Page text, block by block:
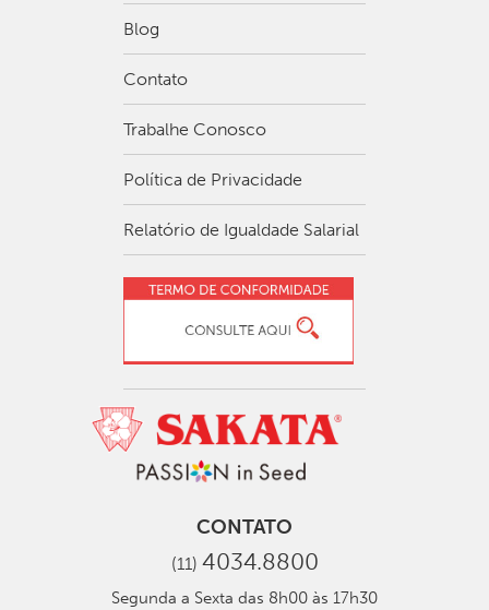
Blog
Contato
Trabalhe Conosco
Política de Privacidade
Relatório de Igualdade Salarial
CONTATO
(11) 4034.8800
Segunda a Sexta das 8h00 às 17h30